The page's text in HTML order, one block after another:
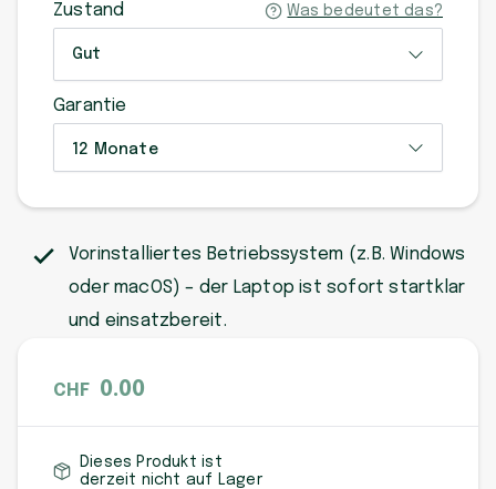
Zustand Was bedeutet das?
Gut
Garantie
12 Monate
Vorinstalliertes Betriebssystem (z. B. Windows
oder macOS) – der Laptop ist sofort startklar
und einsatzbereit.
CHF 0.00
Dieses Produkt ist
derzeit nicht auf Lager